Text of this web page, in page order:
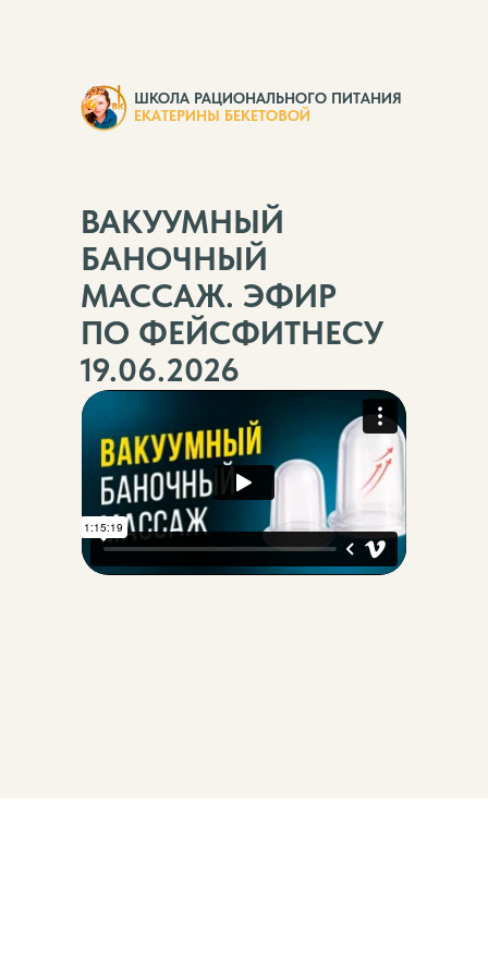
ВАКУУМНЫЙ
БАНОЧНЫЙ
МАССАЖ. ЭФИР
ПО ФЕЙСФИТНЕСУ
19.06.2026
ШКОЛА РАЦИОНАЛЬНОГО ПИТАНИЯ
ЕКАТЕРИНЫ БЕКЕТОВОЙ